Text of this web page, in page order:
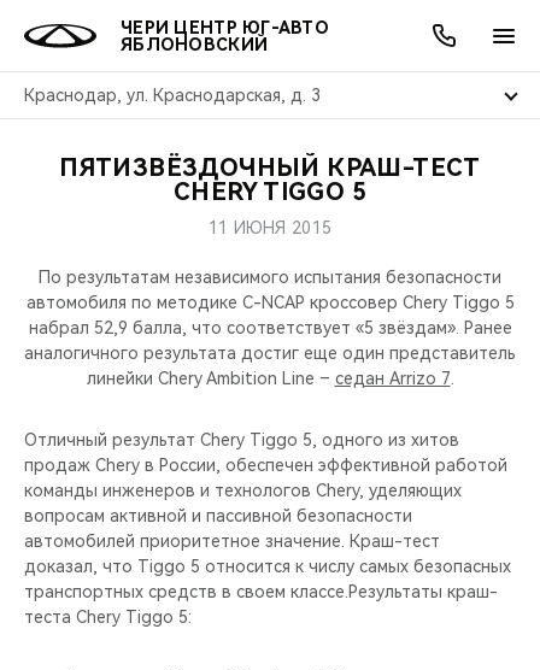
ЧЕРИ ЦЕНТР ЮГ-АВТО
ЯБЛОНОВСКИЙ
Краснодар, ул. Краснодарская, д. 3
МОДЕЛИ
КРОССОВЕРЫ
СЕДАНЫ
НОВИНКИ
ПОКУПАТЕЛЯМ
КРЕДИТ И СТРАХОВАНИЕ
ВЛАДЕЛЬЦАМ
ЗАПЧАСТИ И АКСЕССУАРЫ
ПОДДЕРЖКА
МИР CHERY
О БРЕНДЕ
CHERY В СОЦСЕТЯХ
CHERY REMOTE
CHERY И СПОРТ
АКЦИИ
ОНЛАЙН СЕРВИСЫ
КРЕДИТ
О КОМПАНИИ
МЫ В СОЦСЕТЯХ
ПЯТИЗВЁЗДОЧНЫЙ КРАШ-ТЕСТ
CHERY TIGGO 5
11 ИЮНЯ 2015
По результатам независимого испытания безопасности
автомобиля по методике C-NCAP кроссовер Chery Tiggo 5
набрал 52,9 балла, что соответствует «5 звёздам». Ранее
аналогичного результата достиг еще один представитель
линейки Chery Ambition Line – седан Arrizo 7
Отличный результат Chery Tiggo 5, одного из хитов
продаж Chery в России, обеспечен эффективной работой
команды инженеров и технологов Chery, уделяющих
вопросам активной и пассивной безопасности
автомобилей приоритетное значение. Краш-тест
доказал, что Tiggo 5 относится к числу самых безопасных
транспортных средств в своем классе.Результаты краш-
теста Chery Tiggo 5: